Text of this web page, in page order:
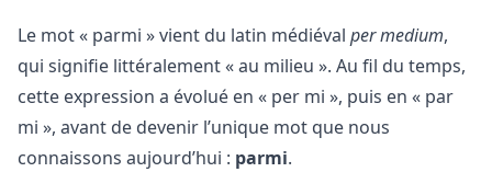
Le mot « parmi » vient du latin médiéval per medium,
qui signifie littéralement « au milieu ». Au fil du temps,
cette expression a évolué en « per mi », puis en « par
mi », avant de devenir l’unique mot que nous
connaissons aujourd’hui : parmi.